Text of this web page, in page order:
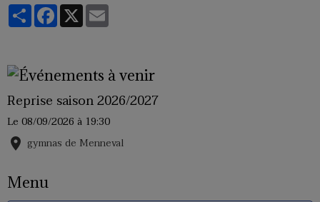
PartagerFacebook
X
Reprise saison 2026/2027
Le 08/09/2026 à 19:30
gymnas de Menneval
Menu